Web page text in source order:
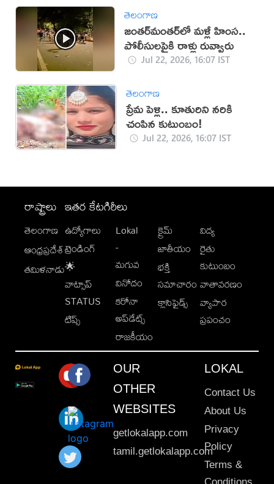
తెలంగాణ
జంతర్‌మంతర్‌లో మళ్లీ హింస..
పోలీసులపైకి రాళ్లు రువ్వారు
Jul 22, 2026, 16:07 IST
తెలంగాణ
ప్రేమ పెళ్లి.. కూతురిని నరికి
చంపిన కుటుంబం!
Jul 22, 2026, 16:07 IST
రాష్ట్రాలు
తెలంగాణ
ఆంధ్రప్రదేశ్
తమిళనాడు
ఇతర కేటగిరీలు
ఉద్యోగాలు
ట్రెండింగ్
🌟
వాట్సాప్
STATUS
టిప్స్
Lokal
-
మగువ
వినోదం
కరోనా
అప్‌డేట్స్
రాజకీయం
క్రైమ్
జాతీయం
భక్తి
సమాచారం
క్లాసిఫైడ్స్
విద్య
రైతు
కుటుంబం
వాతావరణం
వ్యాపార
ప్రపంచం
OUR
OTHER
WEBSITES
getlokalapp.com
tamil.getlokalapp.com
LOKAL
Contact Us
About Us
Privacy
Policy
Terms &
Conditions